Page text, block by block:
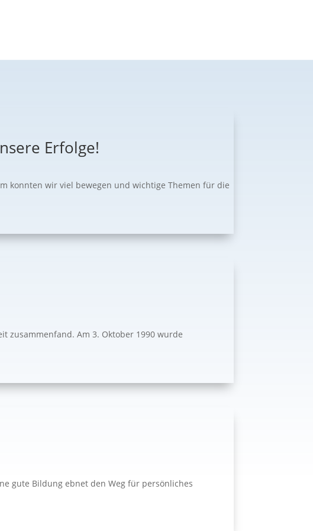
Erfolge!
konnten wir viel bewegen und wichtige Themen für die
zusammenfand. Am 3. Oktober 1990 wurde
gute Bildung ebnet den Weg für persönliches